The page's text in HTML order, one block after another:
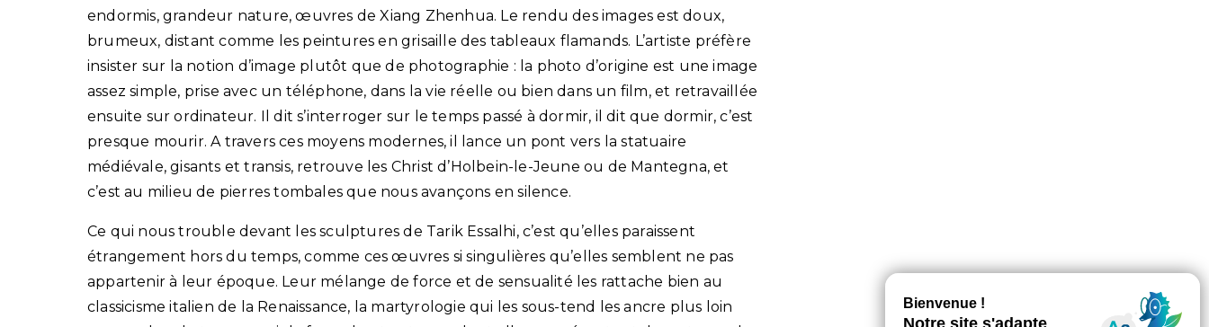
endormis, grandeur nature, œuvres de Xiang Zhenhua. Le rendu des images est doux,
brumeux, distant comme les peintures en grisaille des tableaux flamands. L’artiste préfère
insister sur la notion d’image plutôt que de photographie : la photo d’origine est une image
assez simple, prise avec un téléphone, dans la vie réelle ou bien dans un film, et retravaillée
ensuite sur ordinateur. Il dit s’interroger sur le temps passé à dormir, il dit que dormir, c’est
presque mourir. A travers ces moyens modernes, il lance un pont vers la statuaire
médiévale, gisants et transis, retrouve les Christ d’Holbein-le-Jeune ou de Mantegna, et
c’est au milieu de pierres tombales que nous avançons en silence.
Ce qui nous trouble devant les sculptures de Tarik Essalhi, c’est qu’elles paraissent
étrangement hors du temps, comme ces œuvres si singulières qu’elles semblent ne pas
appartenir à leur époque. Leur mélange de force et de sensualité les rattache bien au
classicisme italien de la Renaissance, la martyrologie qui les sous-tend les ancre plus loin